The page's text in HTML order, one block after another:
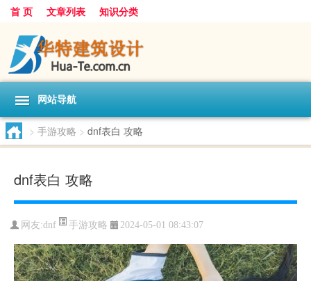
首 页 文章列表 知识分类
网站导航
> 手游攻略 > dnf表白 攻略
dnf表白 攻略
网友:dnf 手游攻略 2024-05-01 08:43:07